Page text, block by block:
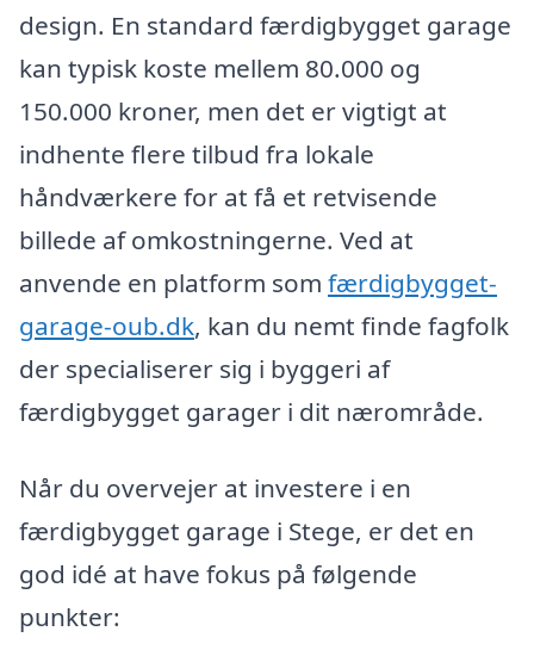
design. En standard færdigbygget garage
kan typisk koste mellem 80.000 og
150.000 kroner, men det er vigtigt at
indhente flere tilbud fra lokale
håndværkere for at få et retvisende
billede af omkostningerne. Ved at
anvende en platform som færdigbygget-
garage-oub.dk, kan du nemt finde fagfolk
der specialiserer sig i byggeri af
færdigbygget garager i dit nærområde.
Når du overvejer at investere i en
færdigbygget garage i Stege, er det en
god idé at have fokus på følgende
punkter: